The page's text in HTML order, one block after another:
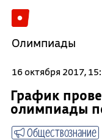
Олимпиады
16 октября 2017,
График
олимпиады
Обществознание